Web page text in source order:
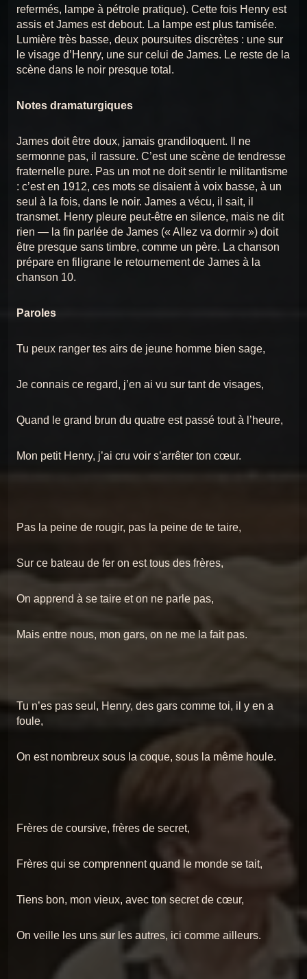
17
CHANSON 17 : BERCEUSE POUR LES ENFANTS
Chansons du Titanic
CHANSON 18 : REMPLISSEZ LES CANOTS
Chansons du Titanic
19
Chansons du Titanic
20
CHANSON 20 : PLUS PRÈS DES ANGES
Chansons du Titanic
refermés, lampe à pétrole pratique). Cette fois Henry est
assis et James est debout. La lampe est plus tamisée.
Lumière très basse, deux poursuites discrètes : une sur
le visage d’Henry, une sur celui de James. Le reste de la
scène dans le noir presque total.
Notes dramaturgiques
James doit être doux, jamais grandiloquent. Il ne
sermonne pas, il rassure. C’est une scène de tendresse
fraternelle pure. Pas un mot ne doit sentir le militantisme
: c’est en 1912, ces mots se disaient à voix basse, à un
seul à la fois, dans le noir. James a vécu, il sait, il
transmet. Henry pleure peut-être en silence, mais ne dit
rien — la fin parlée de James (« Allez va dormir ») doit
être presque sans timbre, comme un père. La chanson
prépare en filigrane le retournement de James à la
chanson 10.
Paroles
Tu peux ranger tes airs de jeune homme bien sage,
Je connais ce regard, j’en ai vu sur tant de visages,
Quand le grand brun du quatre est passé tout à l’heure,
Mon petit Henry, j’ai cru voir s’arrêter ton cœur.
Pas la peine de rougir, pas la peine de te taire,
Sur ce bateau de fer on est tous des frères,
On apprend à se taire et on ne parle pas,
Mais entre nous, mon gars, on ne me la fait pas.
Tu n’es pas seul, Henry, des gars comme toi, il y en a
foule,
On est nombreux sous la coque, sous la même houle.
Frères de coursive, frères de secret,
Frères qui se comprennent quand le monde se tait,
Tiens bon, mon vieux, avec ton secret de cœur,
On veille les uns sur les autres, ici comme ailleurs.